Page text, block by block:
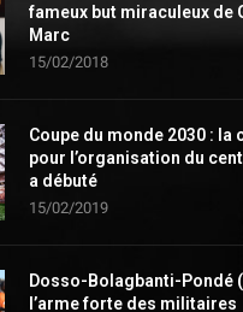
fameux but miraculeux de
Marc
15/02/2018
Coupe du monde 2030 : la
pour l’organisation du
a débuté
15/02/2019
Dosso-Bolagbanti-Pondé
l’arme forte des militaires